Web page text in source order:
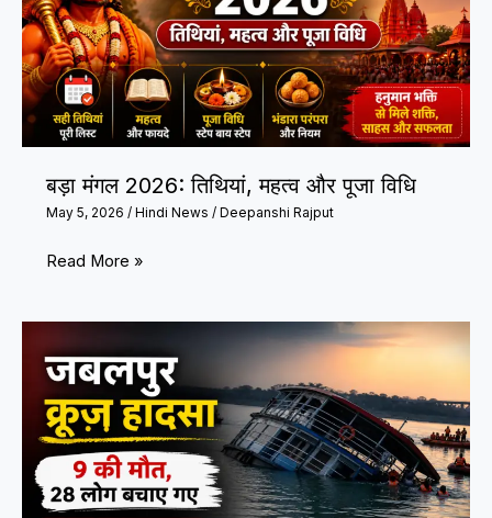
Nadu
Class
10
Students
Rush
Check
Scores
बड़ा मंगल 2026: तिथियां, महत्व और पूजा विधि
May 5, 2026 / Hindi News / Deepanshi Rajput
बड़ा
2026:
तिथियां,
महत्व
और
पूजा
Read More »